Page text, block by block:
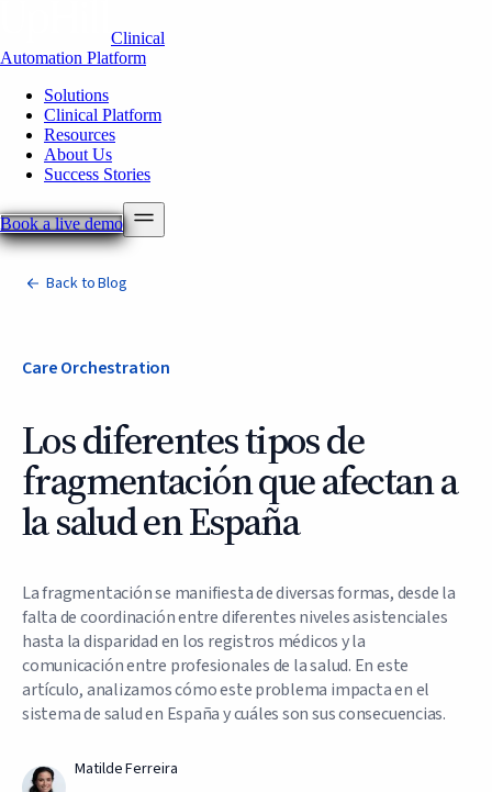
Clinical
Automation Platform
Solutions
Clinical Platform
Resources
About Us
Success Stories
Book a live demo
Back to Blog
Care Orchestration
Los diferentes tipos de
fragmentación que afectan a
la salud en España
La fragmentación se manifiesta de diversas formas, desde la
falta de coordinación entre diferentes niveles asistenciales
hasta la disparidad en los registros médicos y la
comunicación entre profesionales de la salud. En este
artículo, analizamos cómo este problema impacta en el
sistema de salud en España y cuáles son sus consecuencias.
Matilde Ferreira